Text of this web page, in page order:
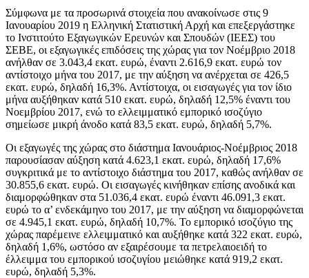
Σύμφωνα με τα προσωρινά στοιχεία που ανακοίνωσε στις 9
Ιανουαρίου 2019 η Ελληνική Στατιστική Αρχή και επεξεργάστηκε
το Ινστιτούτο Εξαγωγικών Ερευνών και Σπουδών (ΙΕΕΣ) του
ΣΕΒΕ, οι εξαγωγικές επιδόσεις της χώρας για τον Νοέμβριο 2018
ανήλθαν σε 3.043,4 εκατ. ευρώ, έναντι 2.616,9 εκατ. ευρώ τον
αντίστοιχο μήνα του 2017, με την αύξηση να ανέρχεται σε 426,5
εκατ. ευρώ, δηλαδή 16,3%. Αντίστοιχα, οι εισαγωγές για τον ίδιο
μήνα αυξήθηκαν κατά 510 εκατ. ευρώ, δηλαδή 12,5% έναντι του
Νοεμβρίου 2017, ενώ το ελλειμματικό εμπορικό ισοζύγιο
σημείωσε μικρή άνοδο κατά 83,5 εκατ. ευρώ, δηλαδή 5,7%.
Οι εξαγωγές της χώρας στο διάστημα Ιανουάριος-Νοέμβριος 2018
παρουσίασαν αύξηση κατά 4.623,1 εκατ. ευρώ, δηλαδή 17,6%
συγκριτικά με το αντίστοιχο διάστημα του 2017, καθώς ανήλθαν σε
30.855,6 εκατ. ευρώ. Οι εισαγωγές κινήθηκαν επίσης ανοδικά και
διαμορφώθηκαν στα 51.036,4 εκατ. ευρώ έναντι 46.091,3 εκατ.
ευρώ το α’ ενδεκάμηνο του 2017, με την αύξηση να διαμορφώνεται
σε 4.945,1 εκατ. ευρώ, δηλαδή 10,7%. Το εμπορικό ισοζύγιο της
χώρας παρέμεινε ελλειμματικό και αυξήθηκε κατά 322 εκατ. ευρώ,
δηλαδή 1,6%, ωστόσο αν εξαιρέσουμε τα πετρελαιοειδή το
έλλειμμα του εμπορικού ισοζυγίου μειώθηκε κατά 919,2 εκατ.
ευρώ, δηλαδή 5,3%.